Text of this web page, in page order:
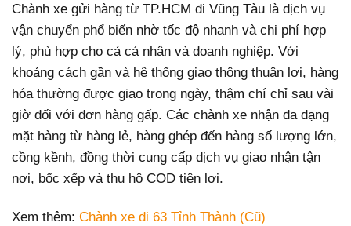
Chành xe gửi hàng từ TP.HCM đi Vũng Tàu là dịch vụ
vận chuyển phổ biến nhờ tốc độ nhanh và chi phí hợp
lý, phù hợp cho cả cá nhân và doanh nghiệp. Với
khoảng cách gần và hệ thống giao thông thuận lợi, hàng
hóa thường được giao trong ngày, thậm chí chỉ sau vài
giờ đối với đơn hàng gấp. Các chành xe nhận đa dạng
mặt hàng từ hàng lẻ, hàng ghép đến hàng số lượng lớn,
cồng kềnh, đồng thời cung cấp dịch vụ giao nhận tận
nơi, bốc xếp và thu hộ COD tiện lợi.
Xem thêm: Chành xe đi 63 Tỉnh Thành (Cũ)